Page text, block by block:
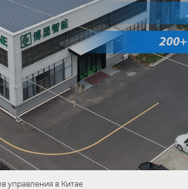
управления в Китае